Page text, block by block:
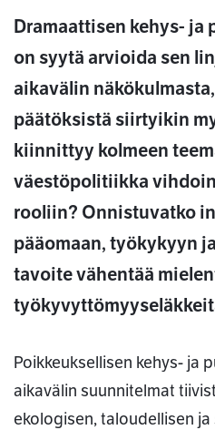
Dramaattisen kehys-
on syytä arvioida sen
aikavälin
päätöksistä siirtyikin
kiinnittyy kolmeen
väestöpolitiikka
rooliin? Onnistuvatko
pääomaan, työkykyyn
tavoite vähentää
Poikkeuksellisen kehys- ja
aikavälin suunnitelmat
ekologisen, taloudellisen